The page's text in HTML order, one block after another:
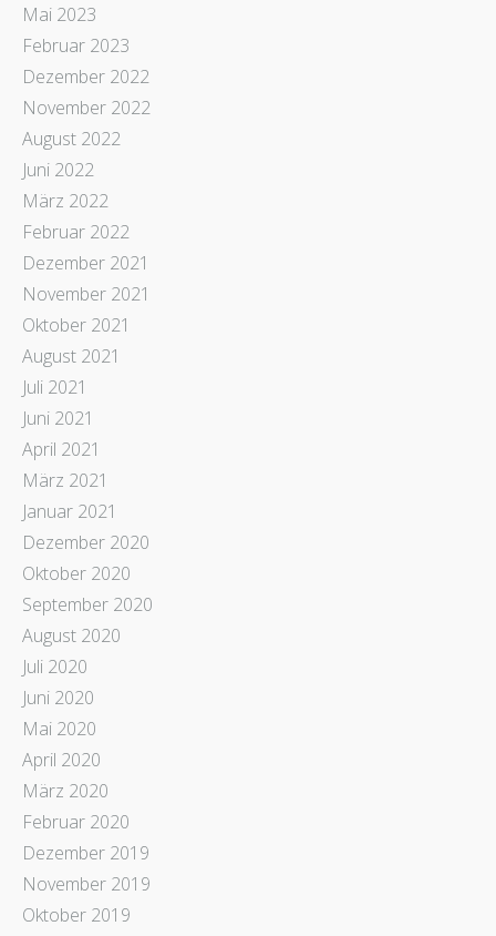
Mai 2023
Februar 2023
Dezember 2022
November 2022
August 2022
Juni 2022
März 2022
Februar 2022
Dezember 2021
November 2021
Oktober 2021
August 2021
Juli 2021
Juni 2021
April 2021
März 2021
Januar 2021
Dezember 2020
Oktober 2020
September 2020
August 2020
Juli 2020
Juni 2020
Mai 2020
April 2020
März 2020
Februar 2020
Dezember 2019
November 2019
Oktober 2019